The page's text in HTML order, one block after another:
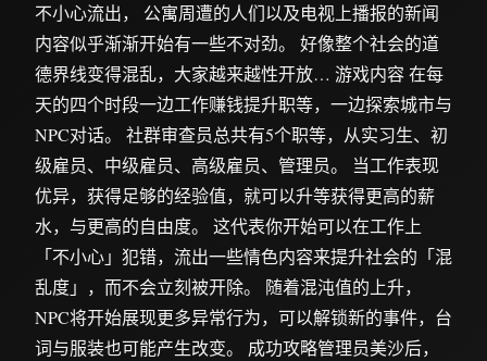
不小心流出， 公寓周遭的人们以及电视上播报的新闻
内容似乎渐渐开始有一些不对劲。 好像整个社会的道
德界线变得混乱，大家越来越性开放… 游戏内容 在每
天的四个时段一边工作赚钱提升职等，一边探索城市与
NPC对话。 社群审查员总共有5个职等，从实习生、初
级雇员、中级雇员、高级雇员、管理员。 当工作表现
优异，获得足够的经验值，就可以升等获得更高的薪
水，与更高的自由度。 这代表你开始可以在工作上
「不小心」犯错，流出一些情色内容来提升社会的「混
乱度」，而不会立刻被开除。 随着混沌值的上升，
NPC将开始展现更多异常行为，可以解锁新的事件，台
词与服装也可能产生改变。 成功攻略管理员美沙后，